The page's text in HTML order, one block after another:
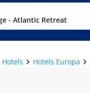
- Atlantic Retreat
Hotels Hotels Europa